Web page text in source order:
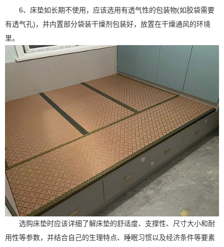
6、床垫如长期不使用，应该选用有透气性的包装物(如胶袋需要
有透气孔)，并内置部分袋装干燥剂包装好，放置在干燥通风的环境
里。
选购床垫时应该详细了解床垫的舒适度、支撑性、尺寸大小和耐
用性等参数，并结合自己的生理特点、睡眠习惯以及经济条件等要素